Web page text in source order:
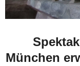
München